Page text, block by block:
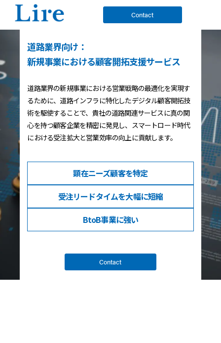
Contact
道路業界向け：
新規事業における顧客開拓支援サービス
道路業界の新規事業における営業戦略の最適化を実現す
るために、道路インフラに特化したデジタル顧客開拓技
術を駆使することで、貴社の道路関連サービスに真の関
心を持つ顧客企業を精密に発見し、スマートロード時代
における受注拡大と営業効率の向上に貢献します。
顕在ニーズ顧客を特定
受注リードタイムを大幅に短縮
BtoB事業に強い
Contact